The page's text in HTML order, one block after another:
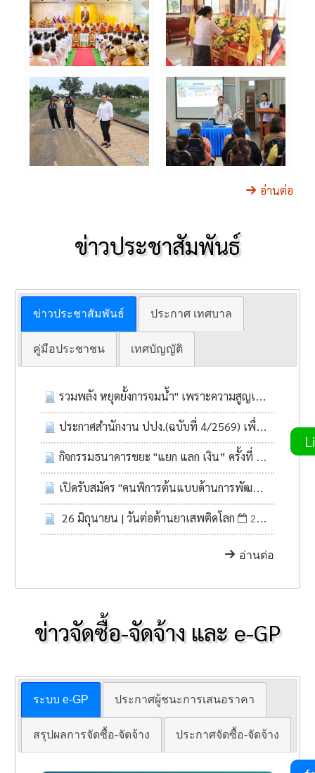
อ่านต่อ
ข่าวประชาสัมพันธ์
ข่าวประชาสัมพันธ์ ประกาศ เทศบาล
คู่มือประชาชน เทศบัญญัติ
รวมพลัง หยุดยั้งการจมน้ำ" เพราะความสูญเสียป้องกันได้
ประกาศสำนักงาน ปปง.(ฉบับที่ 4/2569) เพื่อตัดวงจรเงินทุนของกลุ่มก่อการร้ายสากล คือ กลุ่ม ISIL
กิจกรรมธนาคารขยะ "แยก แลก เงิน” ครั้งที่ 3/2569
เปิดรับสมัคร "คนพิการต้นแบบด้านการพัฒนาศักยภาพ" ภาคตะวันออกเฉียงเหนือ ประจำปี 2569
26 มิถุนายน | วันต่อต้านยาเสพติดโลก 26 มิ.ย. 2569
อ่านต่อ
ข่าวจัดซื้อ-จัดจ้าง และ e-GP
ระบบ e-GP ประกาศผู้ชนะการเสนอราคา
สรุปผลการจัดซื้อ-จัดจ้าง ประกาศจัดซื้อ-จัดจ้าง